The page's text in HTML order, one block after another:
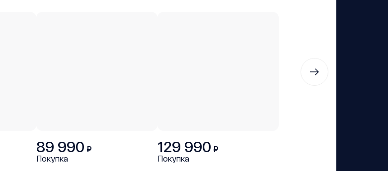
89 990 ₽
Покупка
129 990 ₽
Покупка